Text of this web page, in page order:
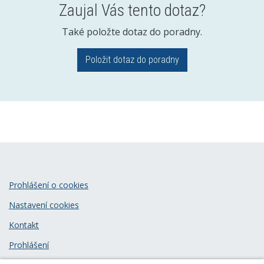
Zaujal Vás tento dotaz?
Také položte dotaz do poradny.
Položit dotaz do poradny
Prohlášení o cookies
Nastavení cookies
Kontakt
Prohlášení